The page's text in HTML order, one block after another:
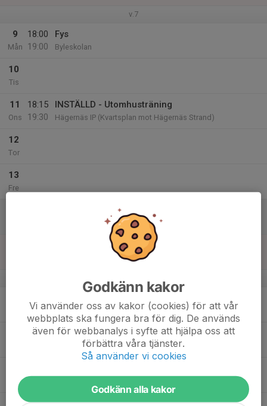
v.7
9
Mån
18:00
19:00
Fys
Byleskolan
10
Tis
11
Ons
18:15
19:30
INSTÄLLD - Utomhusträning
Hägernäs IP (Kvartsplan mot Hägernäs Strand)
12
Tor
13
Fre
19:00
Byleskolan
Ons
Godkänn kakor
Vi använder oss av kakor (cookies) för att vår
webbplats ska fungera bra för dig. De används
även för webbanalys i syfte att hjälpa oss att
förbättra våra tjänster.
Så använder vi cookies
Godkänn alla kakor